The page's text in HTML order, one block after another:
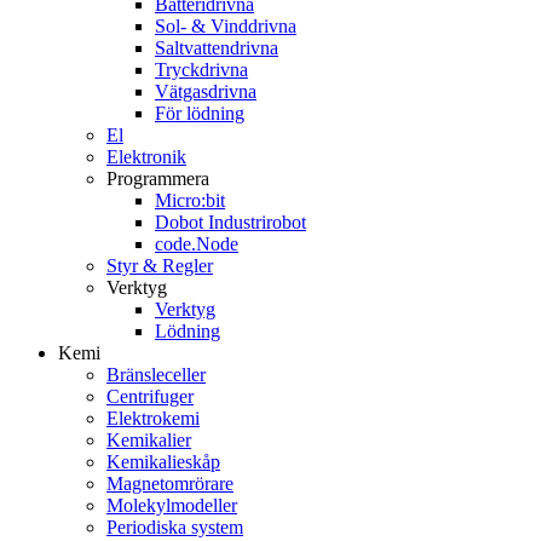
Batteridrivna
Sol- & Vinddrivna
Saltvattendrivna
Tryckdrivna
Vätgasdrivna
För lödning
El
Elektronik
Programmera
Micro:bit
Dobot Industrirobot
code.Node
Styr & Regler
Verktyg
Verktyg
Lödning
Kemi
Bränsleceller
Centrifuger
Elektrokemi
Kemikalier
Kemikalieskåp
Magnetomrörare
Molekylmodeller
Periodiska system